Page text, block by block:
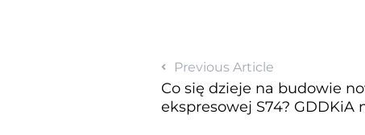
Previous Article
Co się dzieje na budowie
ekspresowej S74? GDDKiA